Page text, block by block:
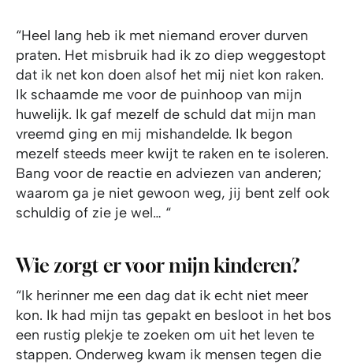
“Heel lang heb ik met niemand erover durven
praten. Het misbruik had ik zo diep weggestopt
dat ik net kon doen alsof het mij niet kon raken.
Ik schaamde me voor de puinhoop van mijn
huwelijk. Ik gaf mezelf de schuld dat mijn man
vreemd ging en mij mishandelde. Ik begon
mezelf steeds meer kwijt te raken en te isoleren.
Bang voor de reactie en adviezen van anderen;
waarom ga je niet gewoon weg, jij bent zelf ook
schuldig of zie je wel… “
Wie zorgt er voor mijn kinderen?
“Ik herinner me een dag dat ik echt niet meer
kon. Ik had mijn tas gepakt en besloot in het bos
een rustig plekje te zoeken om uit het leven te
stappen. Onderweg kwam ik mensen tegen die